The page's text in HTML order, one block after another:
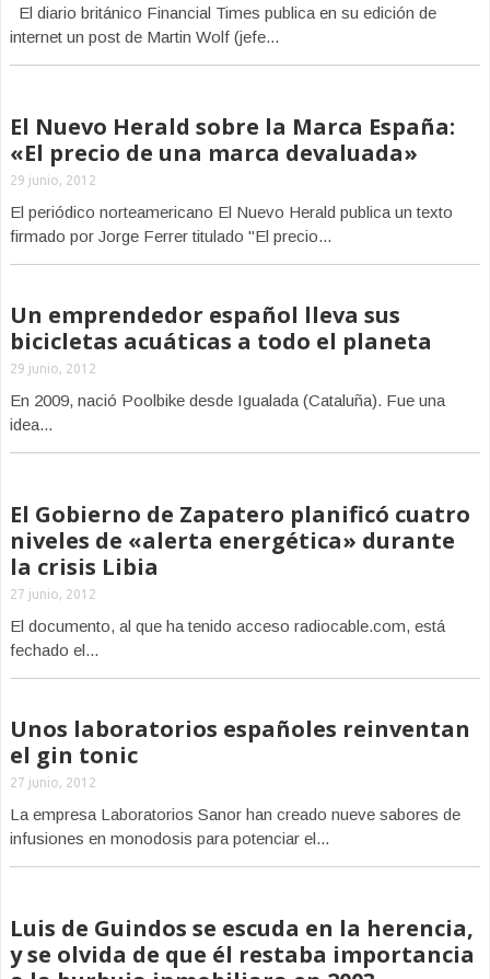
El diario británico Financial Times publica en su edición de
internet un post de Martin Wolf (jefe...
El Nuevo Herald sobre la Marca España:
«El precio de una marca devaluada»
29 junio, 2012
El periódico norteamericano El Nuevo Herald publica un texto
firmado por Jorge Ferrer titulado "El precio...
Un emprendedor español lleva sus
bicicletas acuáticas a todo el planeta
29 junio, 2012
En 2009, nació Poolbike desde Igualada (Cataluña). Fue una
idea...
El Gobierno de Zapatero planificó cuatro
niveles de «alerta energética» durante
la crisis Libia
27 junio, 2012
El documento, al que ha tenido acceso radiocable.com, está
fechado el...
Unos laboratorios españoles reinventan
el gin tonic
27 junio, 2012
La empresa Laboratorios Sanor han creado nueve sabores de
infusiones en monodosis para potenciar el...
Luis de Guindos se escuda en la herencia,
y se olvida de que él restaba importancia